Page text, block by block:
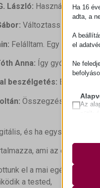
László: Használati
Változtass
Felálltam. Egy
Anna: Így gyógyulok
beszélgetés:
Összegzés, aCsúcs!
és ha egyszer
ami az
el a mai egészségügyi
a tested,
Ha 16
adta, a
A
el
Ne
Az
sütik